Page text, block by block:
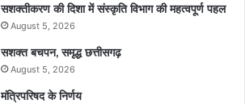
सशक्तीकरण की दिशा में संस्कृति विभाग की महत्वपूर्ण पहल
August 5, 2026
सशक्त बचपन, समृद्ध छत्तीसगढ़
August 5, 2026
मंत्रिपरिषद के निर्णय